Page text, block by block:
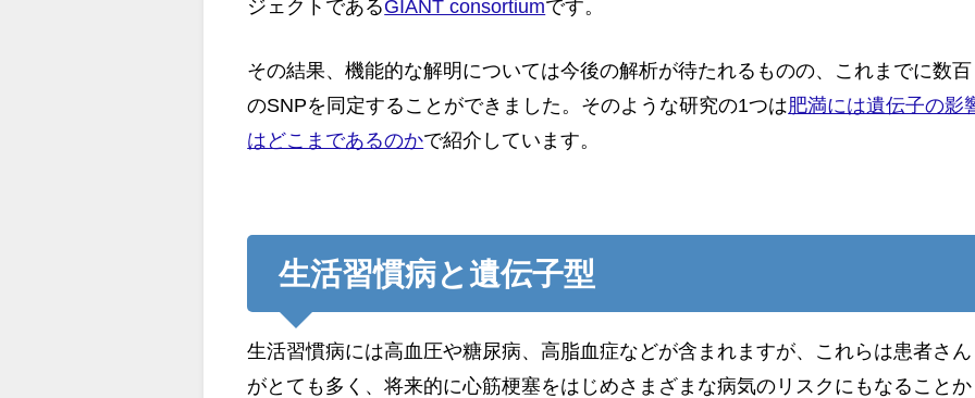
ジェクトであるGIANT consortiumです。
その結果、機能的な解明については今後の解析が待たれるものの、これまでに数百
のSNPを同定することができました。そのような研究の1つは肥満には遺伝子の影
はどこまであるのかで紹介しています。
生活習慣病と遺伝子型
生活習慣病には高血圧や糖尿病、高脂血症などが含まれますが、これらは患者さん
がとても多く、将来的に心筋梗塞をはじめさまざまな病気のリスクにもなることか